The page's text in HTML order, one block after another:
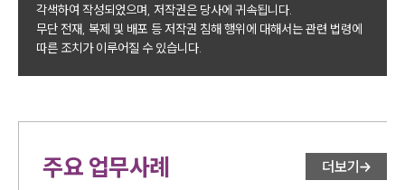
각색하여 작성되었으며, 저작권은 당사에 귀속됩니다.
무단 전재, 복제 및 배포 등 저작권 침해 행위에 대해서는 관련 법령에
따른 조치가 이루어질 수 있습니다.
주요 업무사례 더보기